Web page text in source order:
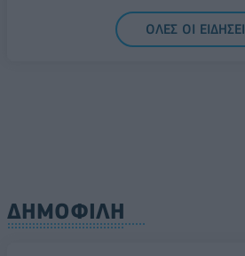
Υπ. Μεταφορών: Οριστική λύση
πινακίδων κυκλοφορίας - Τέλος
ΟΛΕΣ ΟΙ
ΔΗΜΟΦΙΛΗ